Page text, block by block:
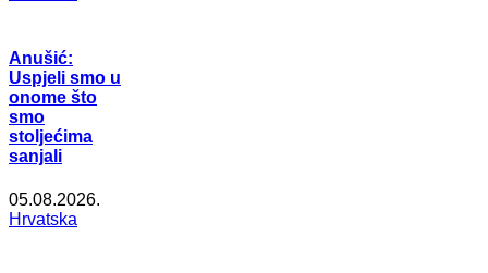
Anušić:
Uspjeli smo u
onome što
smo
stoljećima
sanjali
05.08.2026.
Hrvatska